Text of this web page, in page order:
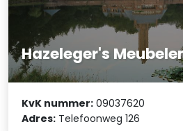
Hazeleger's
KvK nummer: 09037620
Adres: Telefoonweg 126